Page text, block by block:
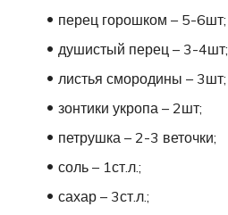
перец горошком – 5-6шт;
душистый перец – 3-4шт;
листья смородины – 3шт;
зонтики укропа – 2шт;
петрушка – 2-3 веточки;
соль – 1ст.л.;
сахар – 3ст.л.;